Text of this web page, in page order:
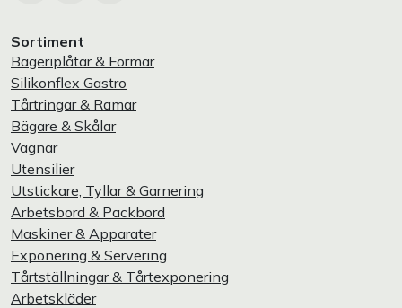
Sortiment
Bageriplåtar & Formar
Silikonflex Gastro
Tårtringar & Ramar
Bägare & Skålar
Vagnar
Utensilier
Utstickare, Tyllar & Garnering
Arbetsbord & Packbord
Maskiner & Apparater
Exponering & Servering
Tårtställningar & Tårtexponering
Arbetskläder